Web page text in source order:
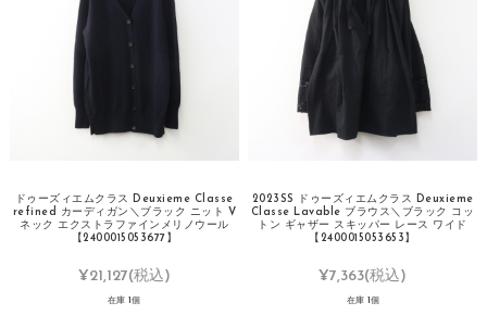
ドゥーズィエムクラス Deuxieme Classe
refined カーディガン＼ブラック ニット V
ネック エクストラファインメリノウール
【2400015053677】
¥21,127(税込)
在庫 1個
2023SS ドゥーズィエムクラス Deuxieme
Classe Lavable ブラウス＼ブラック コッ
トン ギャザー スキッパー レース ワイド
【2400015053653】
¥7,363(税込)
在庫 1個